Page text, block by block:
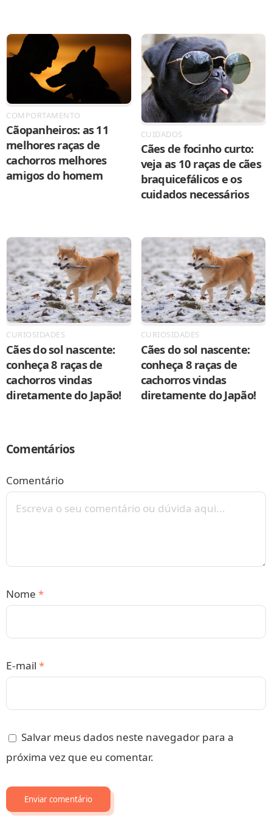
COMPORTAMENTO
Cãopanheiros: as 11
melhores raças de
cachorros melhores
amigos do homem
CUIDADOS
Cães de focinho curto:
veja as 10 raças de cães
braquicefálicos e os
cuidados necessários
CURIOSIDADES
Cães do sol nascente:
conheça 8 raças de
cachorros vindas
diretamente do Japão!
CURIOSIDADES
Cães do sol nascente:
conheça 8 raças de
cachorros vindas
diretamente do Japão!
Comentários
Comentário
Nome *
E-mail *
Salvar meus dados neste navegador para a
próxima vez que eu comentar.